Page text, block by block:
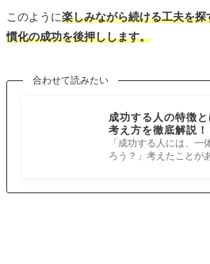
このように楽しみながら続ける工夫を
慣化の成功を後押しします。
合わせて読みたい
成功する人の特徴と
考え方を徹底解説！
「成功する人には、
ろう？」考えたことが